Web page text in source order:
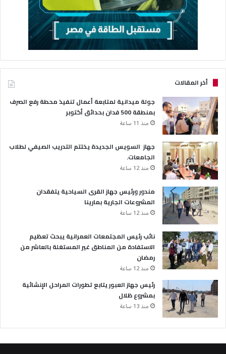
أخر المقالات
جولة ميدانية لمتابعة أعمال تنفيذ محطة رفع الصرف
بمنطقة 500 فدان بحدائق أكتوبر
منذ 11 ساعة
جهاز السويس الجديدة يختتم التدريب الصيفي لطلاب
الجامعات.
منذ 12 ساعة
مندور ورئيس جهاز القرى السياحية يتفقدان
المشروعات الجارية بمارينا
منذ 12 ساعة
نائب رئيس المجتمعات العمرانية يبحث تعظيم
الاستفادة من المناطق غير المستغلة بالعاشر من
رمضان
منذ 12 ساعة
رئيس جهاز العبور يتابع تطورات المراحل الإنشائية
بمشروع ظلال
منذ 13 ساعة